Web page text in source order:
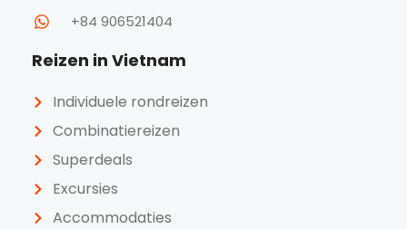
+84 906521404
Reizen in Vietnam
Individuele rondreizen
Combinatiereizen
Superdeals
Excursies
Accommodaties